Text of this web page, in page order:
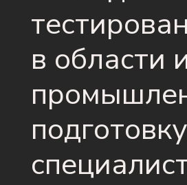
в области